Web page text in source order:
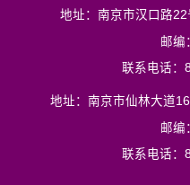
地址：南京市汉口路
邮编
联系电话：
地址：南京市仙林大道
邮编
联系电话：